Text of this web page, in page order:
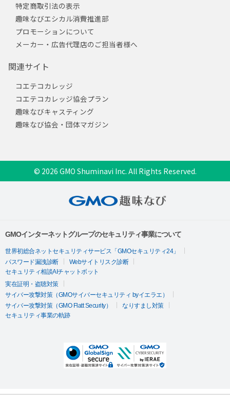
特定商取引法の表示
趣味なびエシカル消費推進部
プロモーションについて
メーカー・広告代理店のご担当者様へ
関連サイト
コエテコカレッジ
コエテコカレッジ協会プラン
趣味なびキャスティング
趣味なび協会・団体マガジン
© 2026 GMO Shuminavi Inc. All Rights Reserved.